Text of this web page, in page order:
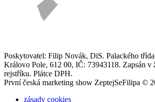
Poskytovatel: Filip Novák, DiS. Palackého
Královo Pole, 612 00, IČ: 73943118. Zapsán v
rejstříku. Plátce DPH.
První česká marketing show ZeptejSeFilipa ©
zásady cookies